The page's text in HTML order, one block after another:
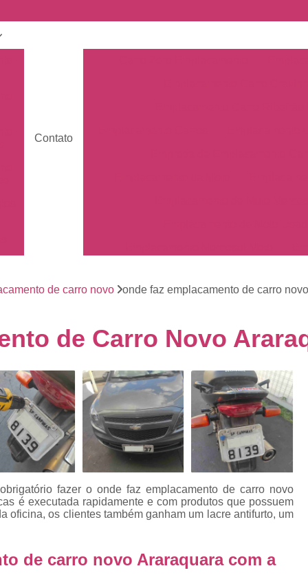
Contato
Emplacamento da Placa
Emplacamento de Veículo Pcd
Emplacamento do Carro
Emplacamento Veículos Zero
Emplacamento de Veículo
Emplacamento de Veículo Novo
Emplacamento Veículo Novo
de carro novo onde faz emplacamento de carro
de Carro Novo
fazer o onde faz emplacamento de carro novo
é executada rapidamente e com produtos que possuem
oficina, os clientes também ganham um lacre antifurto, um
de carro novo Araraquara com a